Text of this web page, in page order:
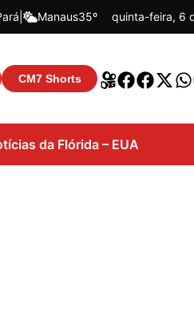
Manaus35º quinta-feira, 6
CM7 Shorts
da Flórida – EUA